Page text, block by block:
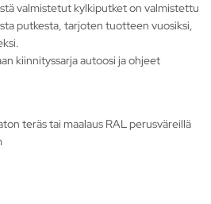
valmistetut kylkiputket on valmistettu
putkesta, tarjoten tuotteen vuosiksi,
kiinnityssarja autoosi ja ohjeet
teräs tai maalaus RAL perusväreillä